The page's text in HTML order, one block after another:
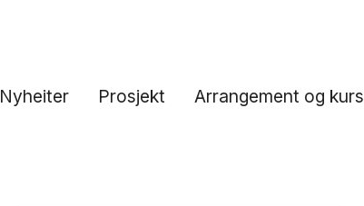
Nyheiter Prosjekt Arrangement og kurs